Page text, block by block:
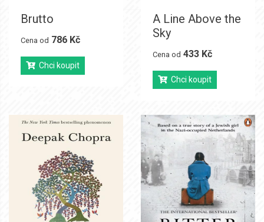
Brutto
Cena od 786 Kč
Chci koupit
A Line Above the
Sky
Cena od 433 Kč
Chci koupit